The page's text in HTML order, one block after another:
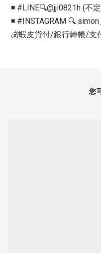
◾️ #LINE🔍@jji0821h (不
◾️ #INSTAGRAM 🔍
💰蝦皮貨付/銀行轉帳/支
您